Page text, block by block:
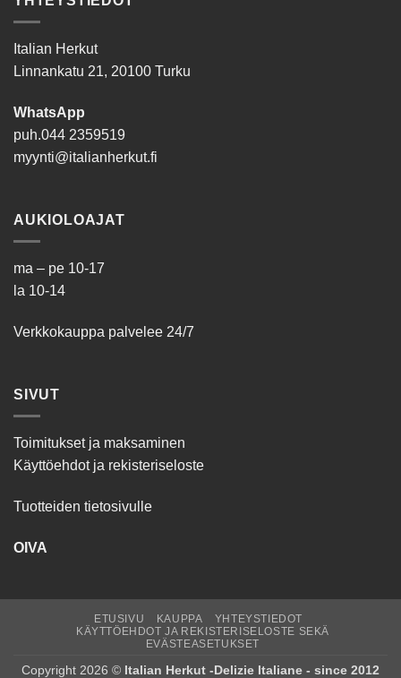
Italian Herkut
Linnankatu 21, 20100 Turku
WhatsApp
puh.044 2359519
myynti@italianherkut.fi
AUKIOLOAJAT
ma – pe 10-17
la 10-14
Verkkokauppa palvelee 24/7
SIVUT
Toimitukset ja maksaminen
Käyttöehdot ja rekisteriseloste
Tuotteiden tietosivulle
OIVA
ETUSIVU KAUPPA
YHTEYSTIEDOT
KÄYTTÖEHDOT JA REKISTERISELOSTE SEKÄ
EVÄSTEASETUKSET
Copyright 2026 © Italian Herkut -Delizie Italiane - since 2012